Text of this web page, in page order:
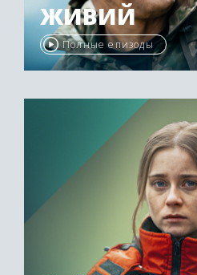
ЖИВИЙ
Полные епизоды